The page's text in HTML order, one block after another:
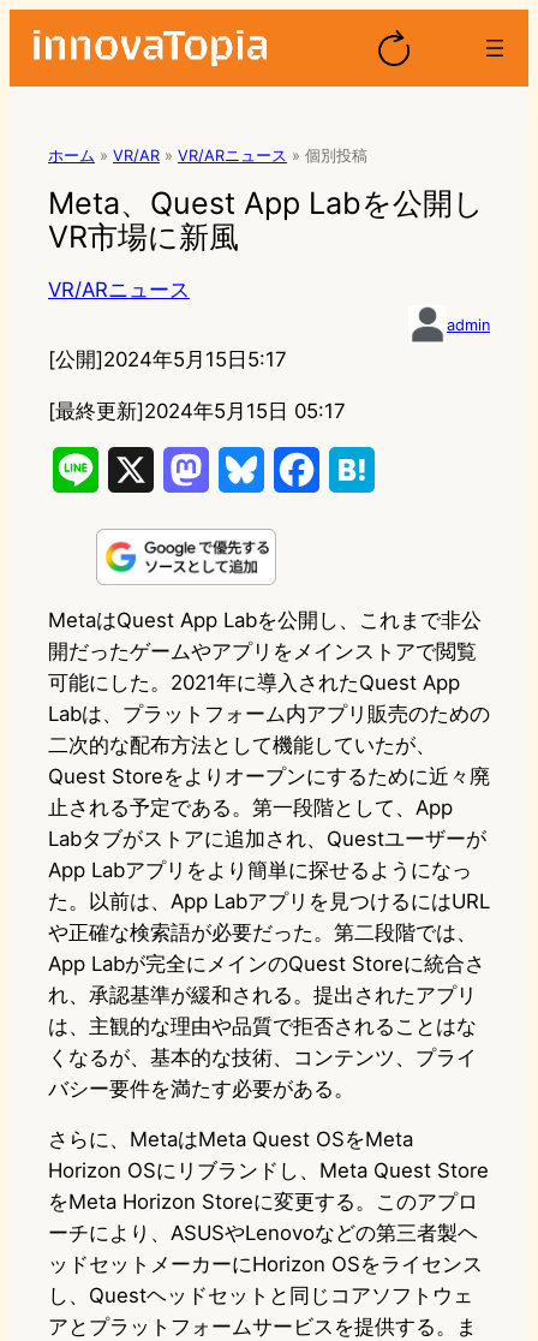
ホーム » VR/AR » VR/ARニュース » 個別投稿
Meta、Quest App Labを公開し
VR市場に新風
VR/ARニュース
admin
[公開]2024年5月15日5:17
[最終更新]2024年5月15日 05:17
n
s
o
d
o
n
u
e
s
k
y
b
o
o
k
e
n
a
MetaはQuest App Labを公開し、これまで非公
開だったゲームやアプリをメインストアで閲覧
可能にした。2021年に導入されたQuest App
Labは、プラットフォーム内アプリ販売のための
二次的な配布方法として機能していたが、
Quest Storeをよりオープンにするために近々廃
止される予定である。第一段階として、App
Labタブがストアに追加され、Questユーザーが
App Labアプリをより簡単に探せるようになっ
た。以前は、App Labアプリを見つけるにはURL
や正確な検索語が必要だった。第二段階では、
App Labが完全にメインのQuest Storeに統合さ
れ、承認基準が緩和される。提出されたアプリ
は、主観的な理由や品質で拒否されることはな
くなるが、基本的な技術、コンテンツ、プライ
バシー要件を満たす必要がある。
さらに、MetaはMeta Quest OSをMeta
Horizon OSにリブランドし、Meta Quest Store
をMeta Horizon Storeに変更する。このアプロ
ーチにより、ASUSやLenovoなどの第三者製ヘ
ッドセットメーカーにHorizon OSをライセンス
し、Questヘッドセットと同じコアソフトウェ
アとプラットフォームサービスを提供する。ま